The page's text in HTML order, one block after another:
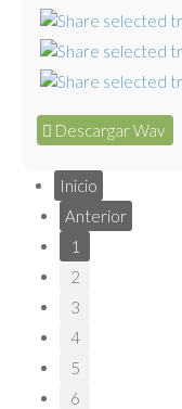
Descargar Wav
Inicio
Anterior
1
2
3
4
5
6